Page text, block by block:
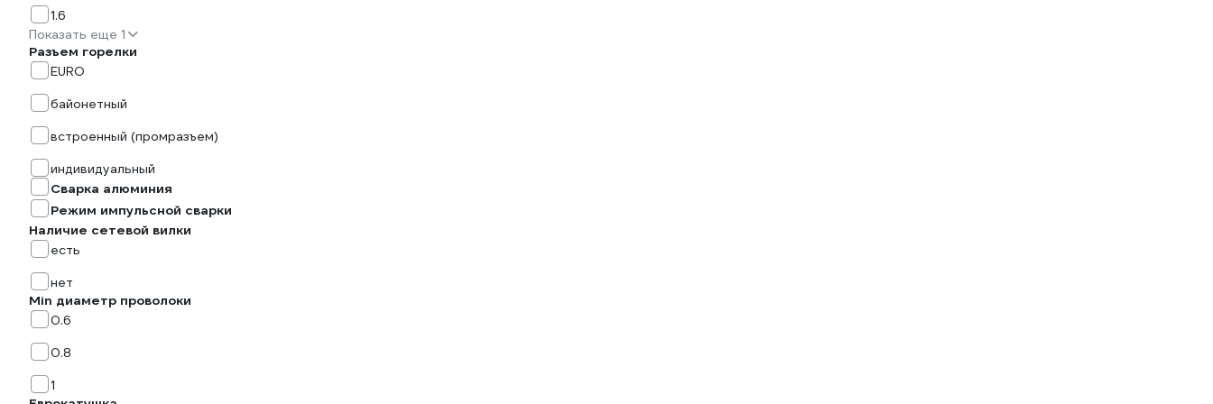
1.6
Показать еще 1
Разъем горелки
EURO
байонетный
встроенный (промразъем)
индивидуальный
Сварка алюминия
Режим импульсной сварки
Наличие сетевой вилки
есть
нет
Min диаметр проволоки
0.6
0.8
1